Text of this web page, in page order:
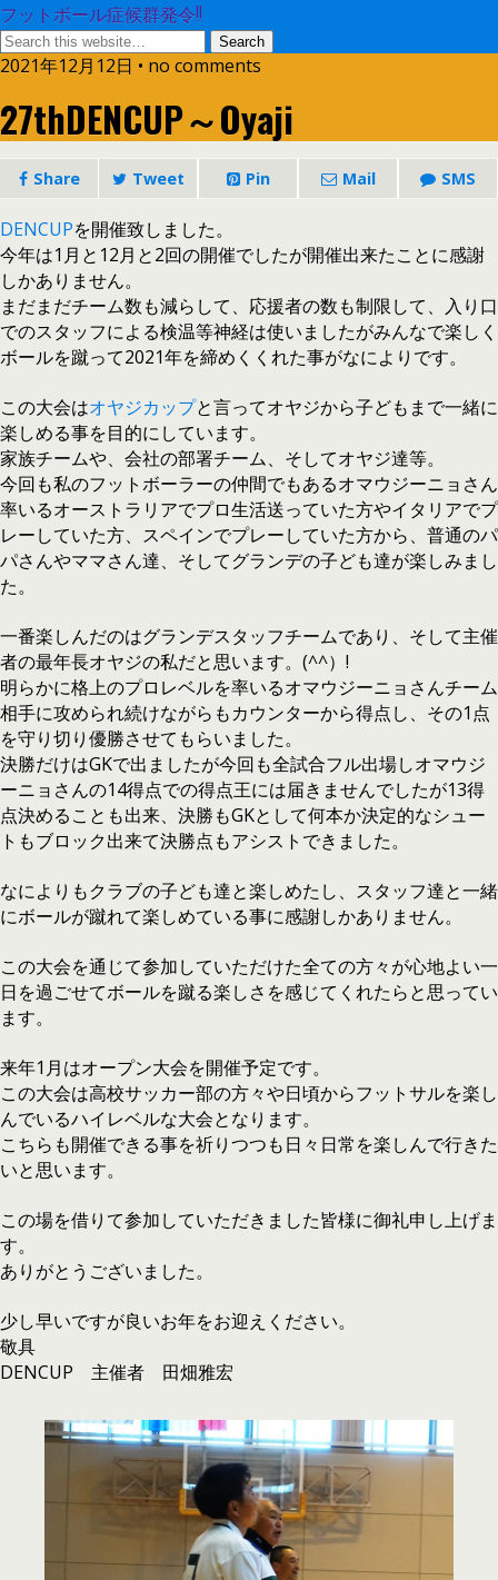
フットボール症候群発令!!
2021年12月12日 • no comments
27thDENCUP～Oyaji
Share Tweet Pin Mail SMS
DENCUPを開催致しました。
今年は1月と12月と2回の開催でしたが開催出来たことに感謝
しかありません。
まだまだチーム数も減らして、応援者の数も制限して、入り口
でのスタッフによる検温等神経は使いましたがみんなで楽しく
ボールを蹴って2021年を締めくくれた事がなによりです。
この大会はオヤジカップと言ってオヤジから子どもまで一緒に
楽しめる事を目的にしています。
家族チームや、会社の部署チーム、そしてオヤジ達等。
今回も私のフットボーラーの仲間でもあるオマウジーニョさん
率いるオーストラリアでプロ生活送っていた方やイタリアでプ
レーしていた方、スペインでプレーしていた方から、普通のパ
パさんやママさん達、そしてグランデの子ども達が楽しみまし
た。
一番楽しんだのはグランデスタッフチームであり、そして主催
者の最年長オヤジの私だと思います。(^^）!
明らかに格上のプロレベルを率いるオマウジーニョさんチーム
相手に攻められ続けながらもカウンターから得点し、その1点
を守り切り優勝させてもらいました。
決勝だけはGKで出ましたが今回も全試合フル出場しオマウジ
ーニョさんの14得点での得点王には届きませんでしたが13得
点決めることも出来、決勝もGKとして何本か決定的なシュー
トもブロック出来て決勝点もアシストできました。
なによりもクラブの子ども達と楽しめたし、スタッフ達と一緒
にボールが蹴れて楽しめている事に感謝しかありません。
この大会を通じて参加していただけた全ての方々が心地よい一
日を過ごせてボールを蹴る楽しさを感じてくれたらと思ってい
ます。
来年1月はオープン大会を開催予定です。
この大会は高校サッカー部の方々や日頃からフットサルを楽し
んでいるハイレベルな大会となります。
こちらも開催できる事を祈りつつも日々日常を楽しんで行きた
いと思います。
この場を借りて参加していただきました皆様に御礼申し上げま
す。
ありがとうございました。
少し早いですが良いお年をお迎えください。
敬具
DENCUP 主催者 田畑雅宏